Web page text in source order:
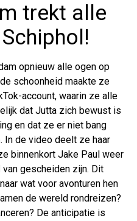
trekt alle
opnieuw alle ogen op
schoonheid maakte ze
account, waarin ze alle
dat Jutta zich bewust is
en dat ze er niet bang
In de video deelt ze haar
binnenkort Jake Paul weer
gescheiden zijn. Dit
wat voor avonturen hen
de wereld rondreizen?
De anticipatie is